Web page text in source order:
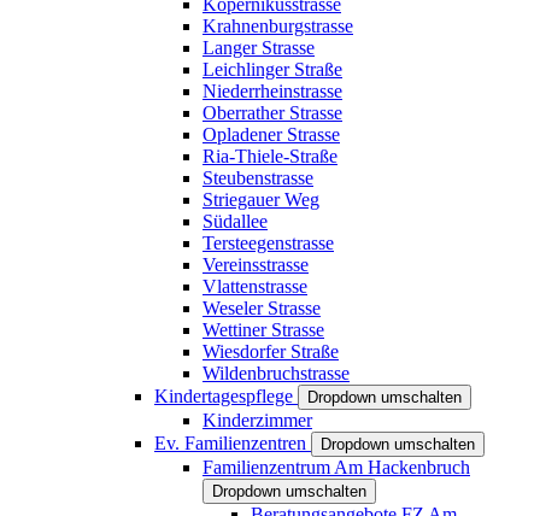
Krahnenburgstrasse
Langer Strasse
Leichlinger Straße
Niederrheinstrasse
Oberrather Strasse
Opladener Strasse
Ria-Thiele-Straße
Steubenstrasse
Striegauer Weg
Südallee
Tersteegenstrasse
Vereinsstrasse
Vlattenstrasse
Weseler Strasse
Wettiner Strasse
Wiesdorfer Straße
Wildenbruchstrasse
Kindertagespflege
Dropdown umschalten
Kinderzimmer
Ev. Familienzentren
Dropdown umschalten
Familienzentrum Am Hackenbruch
Dropdown umschalten